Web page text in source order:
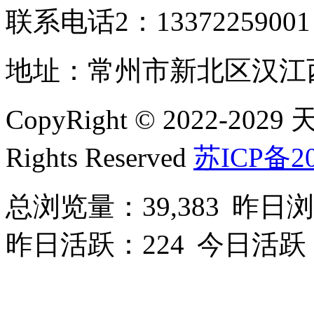
联系电话2：
地址：常州市新北区汉江
CopyRight © 2022-2029
Rights Reserved 苏ICP备
总浏览量：39,383 昨日
昨日活跃：224 今日活跃